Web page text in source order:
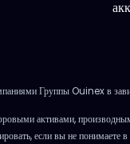
Группы Ouinex в
активами,
если вы не